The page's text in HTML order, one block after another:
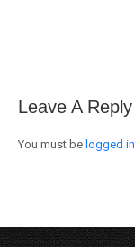
Leave A Reply
You must be logged in